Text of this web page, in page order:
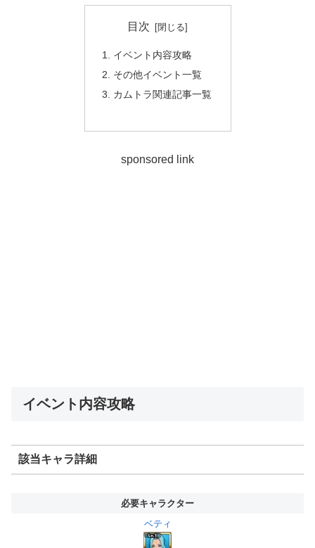
目次
イベント内容攻略
その他イベント一覧
カムトラ関連記事一覧
sponsored link
イベント内容攻略
該当キャラ詳細
必要キャラクター
ベティ